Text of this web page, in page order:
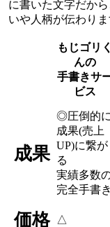
に書いた文字だか
いや人柄が伝わりま
もじゴリく
んの
手書きサ
ビス
成果
◎圧倒的に
成果(売上
UP)に繋が
る
実績多数
完全手書き
価格 △